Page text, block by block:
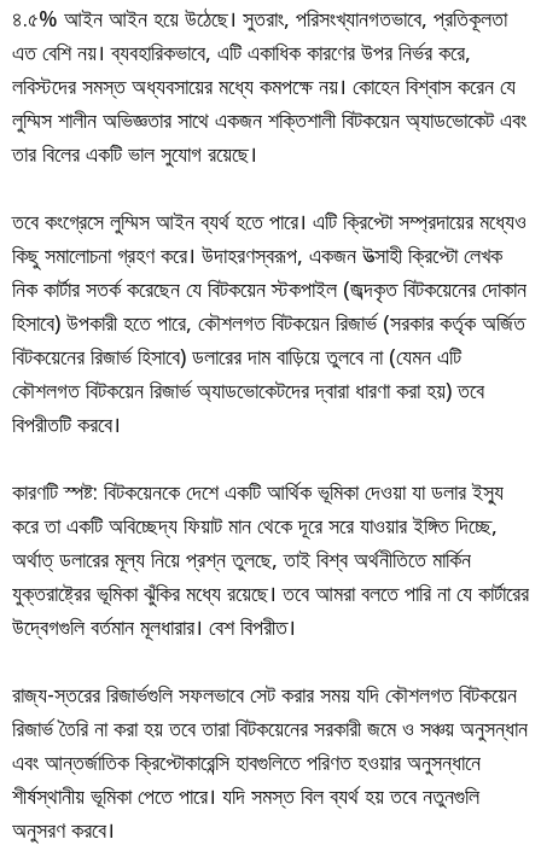
৪.৫% আইন আইন হয়ে উঠেছে। সুতরাং, পরিসংখ্যানগতভাবে, প্রতিকূলতা
এত বেশি নয়। ব্যবহারিকভাবে, এটি একাধিক কারণের উপর নির্ভর করে,
লবিস্টদের সমস্ত অধ্যবসায়ের মধ্যে কমপক্ষে নয়। কোহেন বিশ্বাস করেন যে
লুম্মিস শালীন অভিজ্ঞতার সাথে একজন শক্তিশালী বিটকয়েন অ্যাডভোকেট এবং
তার বিলের একটি ভাল সুযোগ রয়েছে।
তবে কংগ্রেসে লুম্মিস আইন ব্যর্থ হতে পারে। এটি ক্রিপ্টো সম্প্রদায়ের মধ্যেও
কিছু সমালোচনা গ্রহণ করে। উদাহরণস্বরূপ, একজন উত্সাহী ক্রিপ্টো লেখক
নিক কার্টার সতর্ক করেছেন যে বিটকয়েন স্টকপাইল (জব্দকৃত বিটকয়েনের দোকান
হিসাবে) উপকারী হতে পারে, কৌশলগত বিটকয়েন রিজার্ভ (সরকার কর্তৃক অর্জিত
বিটকয়েনের রিজার্ভ হিসাবে) ডলারের দাম বাড়িয়ে তুলবে না (যেমন এটি
কৌশলগত বিটকয়েন রিজার্ভ অ্যাডভোকেটদের দ্বারা ধারণা করা হয়) তবে
বিপরীতটি করবে।
কারণটি স্পষ্ট: বিটকয়েনকে দেশে একটি আর্থিক ভূমিকা দেওয়া যা ডলার ইস্যু
করে তা একটি অবিচ্ছেদ্য ফিয়াট মান থেকে দূরে সরে যাওয়ার ইঙ্গিত দিচ্ছে,
অর্থাত্ ডলারের মূল্য নিয়ে প্রশ্ন তুলছে, তাই বিশ্ব অর্থনীতিতে মার্কিন
যুক্তরাষ্ট্রের ভূমিকা ঝুঁকির মধ্যে রয়েছে। তবে আমরা বলতে পারি না যে কার্টারের
উদ্বেগগুলি বর্তমান মূলধারার। বেশ বিপরীত।
রাজ্য-স্তরের রিজার্ভগুলি সফলভাবে সেট করার সময় যদি কৌশলগত বিটকয়েন
রিজার্ভ তৈরি না করা হয় তবে তারা বিটকয়েনের সরকারী জমে ও সঞ্চয় অনুসন্ধান
এবং আন্তর্জাতিক ক্রিপ্টোকারেন্সি হাবগুলিতে পরিণত হওয়ার অনুসন্ধানে
শীর্ষস্থানীয় ভূমিকা পেতে পারে। যদি সমস্ত বিল ব্যর্থ হয় তবে নতুনগুলি
অনুসরণ করবে।